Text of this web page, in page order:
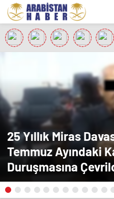
25 Yıllık Miras
Temmuz Ayındaki
Duruşmasına